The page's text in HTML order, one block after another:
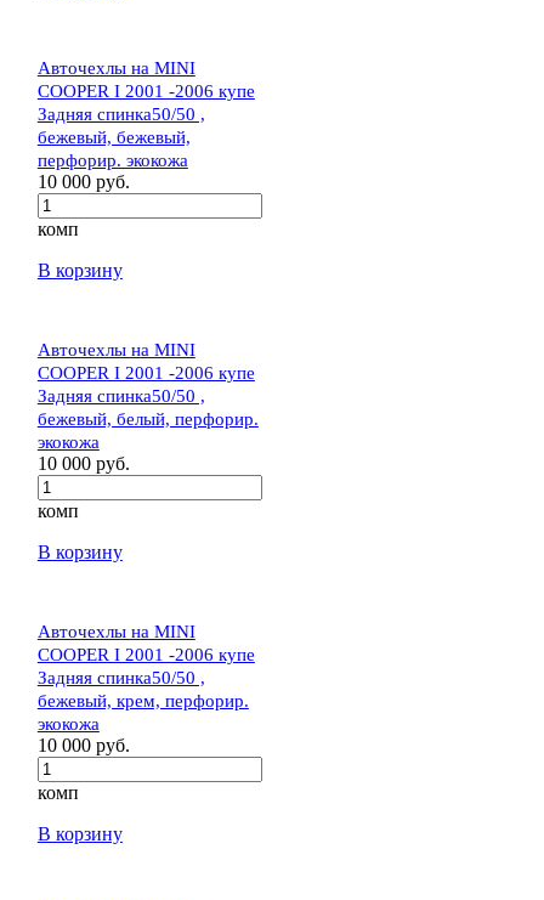
Авточехлы на MINI
COOPER I 2001 -2006 купе
Задняя спинка50/50 ,
бежевый, бежевый,
перфорир. экокожа
10 000 руб.
комп
В корзину
Авточехлы на MINI
COOPER I 2001 -2006 купе
Задняя спинка50/50 ,
бежевый, белый, перфорир.
экокожа
10 000 руб.
комп
В корзину
Авточехлы на MINI
COOPER I 2001 -2006 купе
Задняя спинка50/50 ,
бежевый, крем, перфорир.
экокожа
10 000 руб.
комп
В корзину